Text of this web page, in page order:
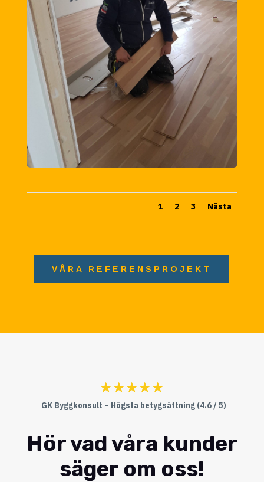
1 2 3 Nästa
VÅRA REFERENSPROJEKT
☆☆☆☆☆
GK Byggkonsult – Högsta betygsättning (4.6 / 5)
Hör vad våra kunder
säger om oss!